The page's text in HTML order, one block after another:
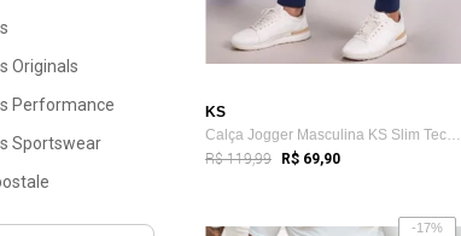
Originals
Performance
Sportswear
KS
Calça Jogger Masculina KS Slim Tecido Dr...
R$ 119,99 R$ 69,90
-17%